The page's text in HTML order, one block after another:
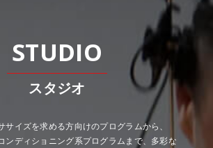
スタジオ
サイズを求める方向けのプログラムから、
ンディショニング系プログラムまで、多彩な